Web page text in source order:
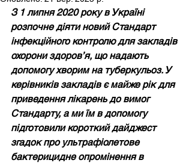
З 1 липня 2020 року в Україні
розпочне діяти новий Стандарт
інфекційного контролю для закладів
охорони здоров’я, що надають
допомогу хворим на туберкульоз. У
керівників закладів є майже рік для
приведення лікарень до вимог
Стандарту, а ми їм в допомогу
підготовили короткий дайджест
згадок про ультрафіолетове
бактерицидне опромінення в